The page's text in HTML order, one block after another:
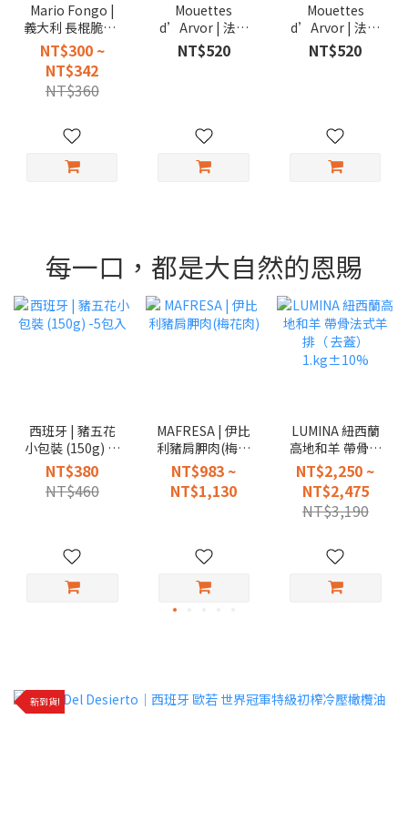
Mario Fongo |
義大利 長棍脆餅/
短棍餅乾/圓脆餅
NT$300 ~
NT$342
NT$360
Mouettes
d’Arvor | 法國
精選檸檬沙丁魚
罐頭 115g
NT$520
Mouettes
d’Arvor | 法國
精選油漬沙丁魚
111g
NT$520
每一口，都是大自然的恩賜
西班牙 | 豬五花
小包裝 (150g) -5
包入
NT$380
NT$460
MAFRESA | 伊比
利豬肩胛肉(梅花
肉)
NT$983 ~
NT$1,130
LUMINA 紐西蘭
高地和羊 帶骨法
式羊排（ 去蓋）
1.kg±10%
NT$2,250 ~
NT$2,475
NT$3,190
新到貨!